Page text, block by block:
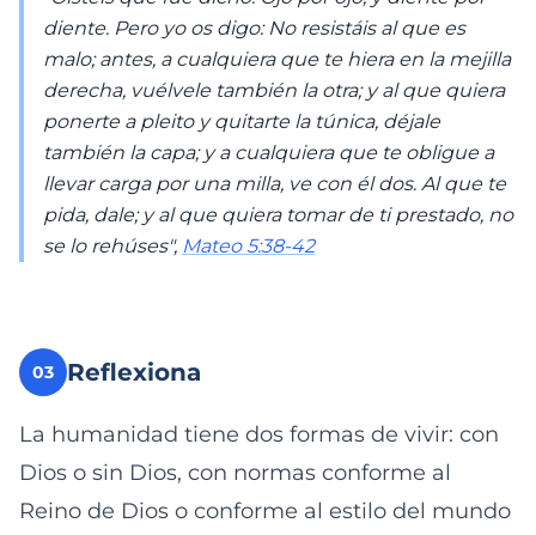
diente. Pero yo os digo: No resistáis al que es
malo; antes, a cualquiera que te hiera en la mejilla
derecha, vuélvele también la otra; y al que quiera
ponerte a pleito y quitarte la túnica, déjale
también la capa; y a cualquiera que te obligue a
llevar carga por una milla, ve con él dos. Al que te
pida, dale; y al que quiera tomar de ti prestado, no
se lo rehúses", Mateo 5:38-42
03 Reflexiona
La humanidad tiene dos formas de vivir: con
Dios o sin Dios, con normas conforme al
Reino de Dios o conforme al estilo del mundo